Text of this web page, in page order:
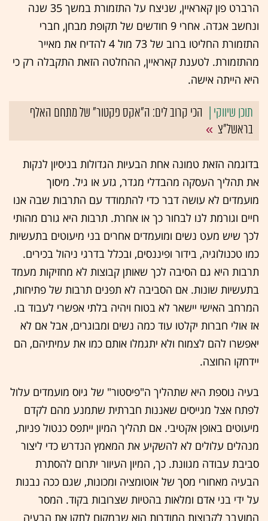
הרברט פון קאראיין, שניצח על התזמורת במשך 35 שנה
ונחשב אגדה. אחרי 9 חודשים של תקופת מבחן, חברי
התזמורת החליטו ברוב של 73 מול 4 להדיח את מאייר
מהתזמורת. לטענת קאראיין, ההחלטה הזאת התקבלה רק כי
היא הייתה אישה.
הכי קרוב לים: ה"אקס פקטור" של מתחם האלף
בראשל"צ
בדוגמה הזאת טמונה אחת הבעיות הגדולות בניסיון לנקות
את תהליך העסקה מהבדלי מגדר, גזע או גיל. מיסוך
מועמדים לא עושה דבר כדי להתמודד עם התרבות שבה אנו
חיים וגורמת לנו לבחור כך או אחרת. תרבות היא גורם מהותי
לכך שיש מעט נשים ומועמדים אחרים בני מיעוטים בתעשיות
כמו טכנולוגיה, בידור ופיננסים, ובכלל בדרגי ניהול בכירים.
תרבות היא גם הסיבה לכך שאותן קבוצות לא מחזיקות מעמד
בתעשיות שונות. אם הסביבה לא תפנים תרבות של פתיחות,
המרחב האישי יישאר לא בטוח ויהיה בלתי אפשרי לעבוד בו.
אז אולי חברות יקלטו עוד כמה נשים ומבוגרים, אבל אם לא
יאפשרו להם לצמוח ולא יתגמלו אותם כמו את עמיתיהם, הם
יידחקו החוצה.
בעיה נוספת היא שתהליך ה"פיסטור" של גיוס מועמדים עלול
לפתח אצל מגייסים שאננות חברתית שתמנע מהם לקדם
מיעוטים באופן אקטיבי. אם תהליך המיון ייתפס כנטול פניות,
מנהלים עלולים לא להשקיע את המאמץ הנדרש כדי ליצור
סביבת עבודה מגוונת. כך, המיון העיוור יתרום להסתרת
הבעיה מאחורי מסך של אוטומציה ומכונות, שגם ככה נבנות
על ידי בני אדם ומלאות בהטיות שצרובות בקוד. המסר
המועבר לקבוצות המודרות הוא שבמקום לתקן את הבעיה